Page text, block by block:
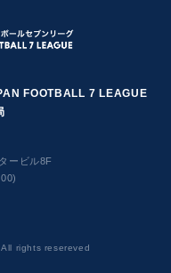
FOOTBALL 7 LEAGUE
ービル8F
rights resereved